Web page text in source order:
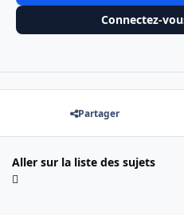
Connectez-
Partager
Aller sur la liste des sujets